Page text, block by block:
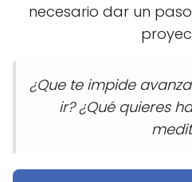
necesario dar un
¿Que te impide
ir? ¿Qué quieres